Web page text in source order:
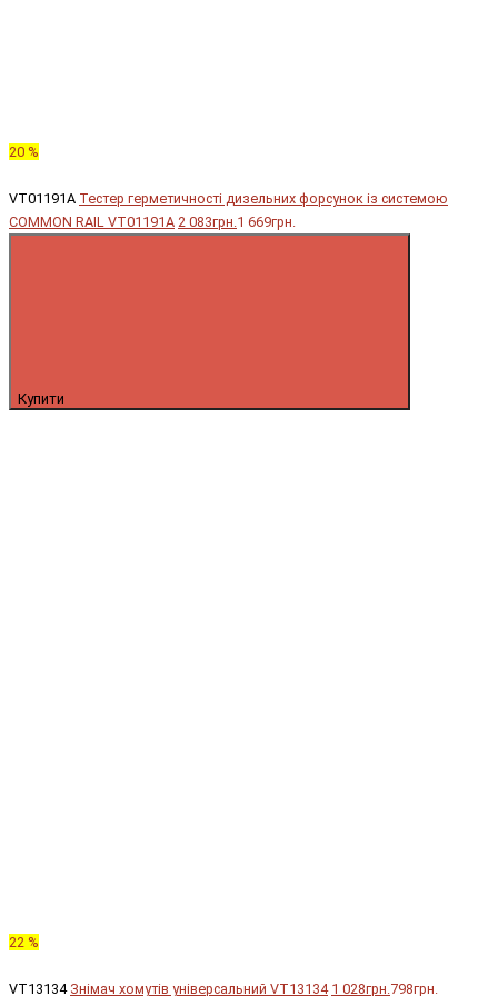
20 %
VT01191A Тестер герметичності дизельних форсунок із системою
COMMON RAIL VT01191A 2 083грн. 1 669грн.
Купити
22 %
VT13134 Знімач хомутів універсальний VT13134 1 028грн. 798грн.